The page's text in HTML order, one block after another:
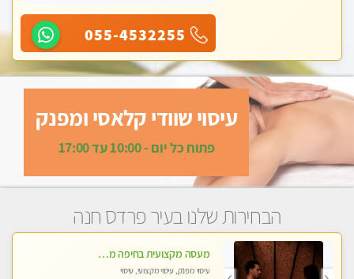
055-4532255
עיסוי שוודי קלאסי ומפנק
פתוח כל יום - 10:00 עד 17:00
הבחירות שלנו בעיר פרדס חנה
מעסה מקצועית בחיפה מעסה קלאסית ומפנקת להתקשר דרך - 0505750417 WhatsApp מוזמן לחוויה בלתי נשכחת!!
עיסוי מפנק, עיסוי מקצועי, עיסוי